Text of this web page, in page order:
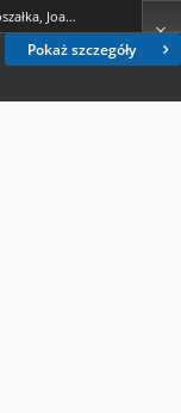
Pokaż szczegóły
Księska-Koszałka, Joanna Małgorzata